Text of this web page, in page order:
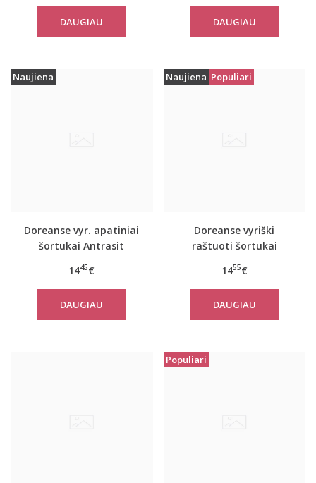
DAUGIAU DAUGIAU
Naujiena
Doreanse vyr. apatiniai
šortukai Antrasit
1445€
DAUGIAU
Naujiena Populiari
Doreanse vyriški
raštuoti šortukai
1455€
DAUGIAU
Populiari